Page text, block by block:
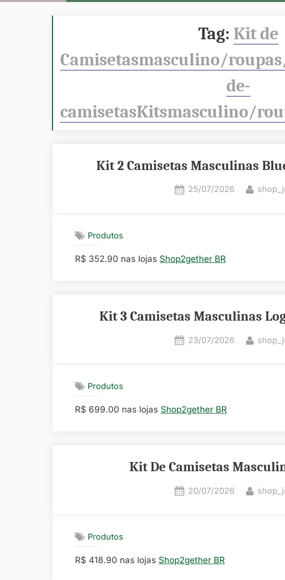
Tag: Kit de
Camisetasmasculino/
de-
camisetasKitsmasculino/
Kit 2 Camisetas Masculinas
Posted
25/07/2026 By
Produtos
R$ 352.90 nas lojas Shop2gether BR
Kit 3 Camisetas Masculinas
Posted
23/07/2026 By
Produtos
R$ 699.00 nas lojas Shop2gether BR
Kit De Camisetas
Posted
20/07/2026 By
Produtos
R$ 418.90 nas lojas Shop2gether BR